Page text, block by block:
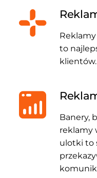
to
klientów.
Banery,
reklamy
ulotki to